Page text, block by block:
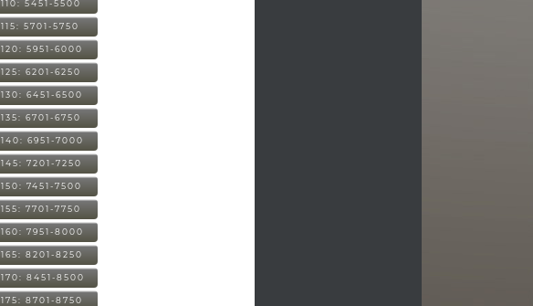
110: 5451-5500
115: 5701-5750
120: 5951-6000
125: 6201-6250
130: 6451-6500
135: 6701-6750
140: 6951-7000
145: 7201-7250
150: 7451-7500
155: 7701-7750
160: 7951-8000
165: 8201-8250
170: 8451-8500
175: 8701-8750